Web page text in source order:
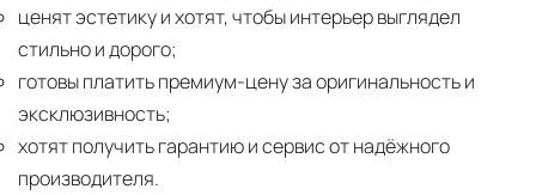
ценят эстетику и хотят, чтобы интерьер выглядел
стильно и дорого;
готовы платить премиум-цену за оригинальность и
эксклюзивность;
хотят получить гарантию и сервис от надёжного
производителя.